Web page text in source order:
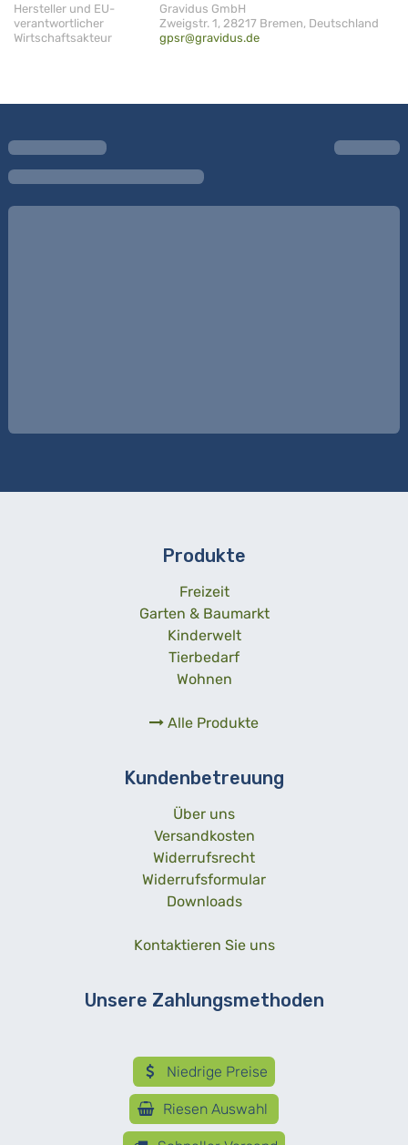
Hersteller und EU-
verantwortlicher
Wirtschaftsakteur
Gravidus GmbH
Zweigstr. 1, 28217 Bremen, Deutschland
gpsr@gravidus.de
Produkte
Freizeit
Garten & Baumarkt
Kinderwelt
Tierbedarf
Wohnen
Alle Produkte
Kundenbetreuung
Über uns
Versandkosten
Widerrufsrecht
Widerrufsformular
Downloads
Kontaktieren Sie uns
Unsere Zahlungsmethoden
Niedrige Preise
Riesen Auswahl